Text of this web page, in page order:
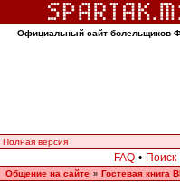
Официальный сайт болельщиков
Полная версия
FAQ • Поиск
Общение на сайте » Гостевая книга